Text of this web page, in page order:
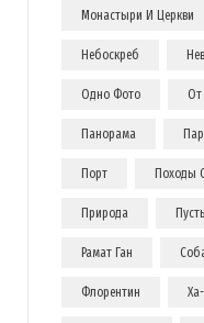
Монастыри И Церкви
Небоскреб
Одно Фото От
Панорама
Порт Походы
Природа
Рамат Ган
Флорентин